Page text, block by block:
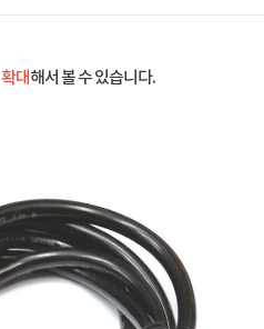
확대해서 볼 수 있습니다.